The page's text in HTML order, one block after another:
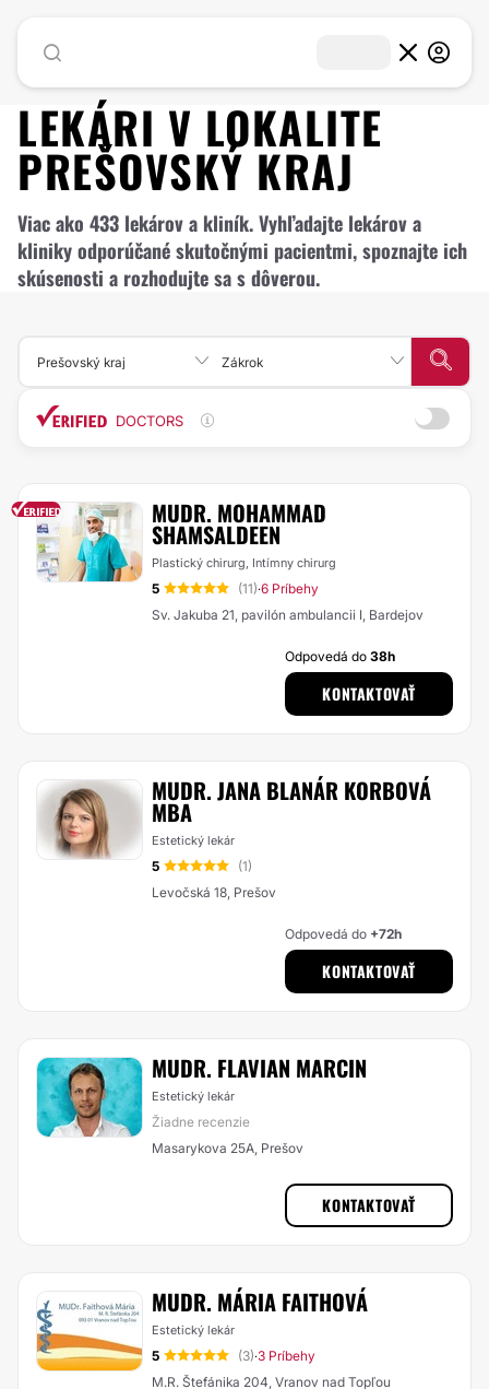
LEKÁRI V LOKALITE
PREŠOVSKÝ KRAJ
Viac ako 433 lekárov a kliník. Vyhľadajte lekárov a
kliniky odporúčané skutočnými pacientmi, spoznajte ich
skúsenosti a rozhodujte sa s dôverou.
Prešovský kraj Zákrok
DOCTORS
MUDR. MOHAMMAD
SHAMSALDEEN
Plastický chirurg, Intímny chirurg
5 (11)·6 Príbehy
Sv. Jakuba 21, pavilón ambulancii I, Bardejov
Odpovedá do38h
KONTAKTOVAŤ
MUDR. JANA BLANÁR KORBOVÁ
MBA
Estetický lekár
5
(1)
Levočská 18, Prešov
Odpovedá do +72h
KONTAKTOVAŤ
MUDR. FLAVIAN MARCIN
Estetický lekár
Žiadne recenzie
Masarykova 25A, Prešov
KONTAKTOVAŤ
MUDR. MÁRIA FAITHOVÁ
Estetický lekár
5 (3)·3 Príbehy
M.R. Štefánika 204, Vranov nad Topľou